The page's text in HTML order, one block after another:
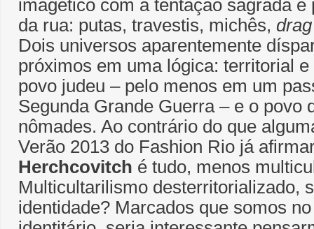
imagético com a tentação sagrada e
da rua: putas, travestis, michês,
Dois universos aparentemente
próximos em uma lógica: territorial
povo judeu – pelo menos em um
Segunda Grande Guerra – e o povo
nômades. Ao contrário do que
Verão 2013 do Fashion Rio já
Herchcovitch é tudo, menos
Multicultarilismo desterritorializado,
identidade? Marcados que somos